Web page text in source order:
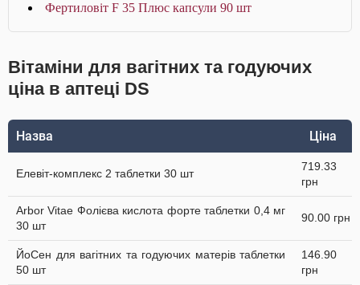
Фертиловіт F 35 Плюс капсули 90 шт
Вітаміни для вагітних та годуючих
ціна в аптеці DS
Назва Ціна
Елевіт-комплекс 2 таблетки 30 шт
719.33
грн
Arbor Vitae Фолієва кислота форте таблетки 0,4 мг
30 шт
90.00 грн
ЙоСен для вагітних та годуючих матерів таблетки
50 шт
146.90
грн